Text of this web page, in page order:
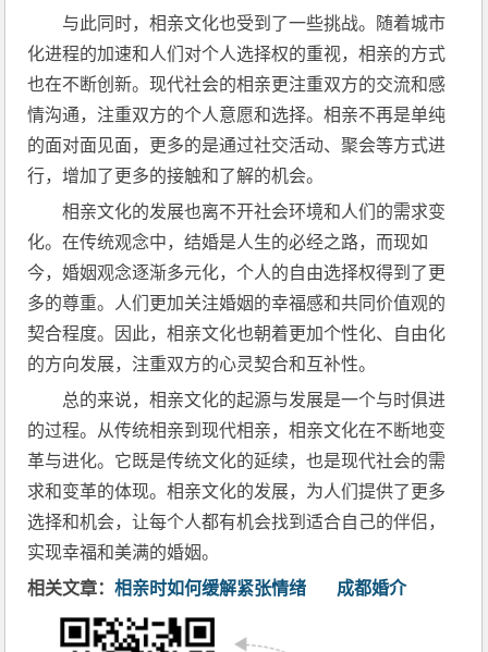
与此同时，相亲文化也受到了一些挑战。随着城市
化进程的加速和人们对个人选择权的重视，相亲的方式
也在不断创新。现代社会的相亲更注重双方的交流和感
情沟通，注重双方的个人意愿和选择。相亲不再是单纯
的面对面见面，更多的是通过社交活动、聚会等方式进
行，增加了更多的接触和了解的机会。
相亲文化的发展也离不开社会环境和人们的需求变
化。在传统观念中，结婚是人生的必经之路，而现如
今，婚姻观念逐渐多元化，个人的自由选择权得到了更
多的尊重。人们更加关注婚姻的幸福感和共同价值观的
契合程度。因此，相亲文化也朝着更加个性化、自由化
的方向发展，注重双方的心灵契合和互补性。
总的来说，相亲文化的起源与发展是一个与时俱进
的过程。从传统相亲到现代相亲，相亲文化在不断地变
革与进化。它既是传统文化的延续，也是现代社会的需
求和变革的体现。相亲文化的发展，为人们提供了更多
选择和机会，让每个人都有机会找到适合自己的伴侣，
实现幸福和美满的婚姻。
相关文章：相亲时如何缓解紧张情绪 成都婚介